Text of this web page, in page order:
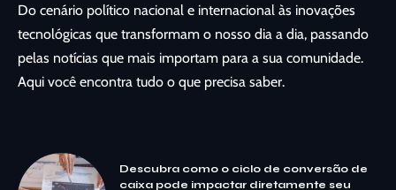
Do cenário político nacional e internacional às inovações
tecnológicas que transformam o nosso dia a dia, passando
pelas notícias que mais importam para a sua comunidade.
Aqui você encontra tudo o que precisa saber.
Descubra como o ciclo de conversão de
caixa pode impactar diretamente seu